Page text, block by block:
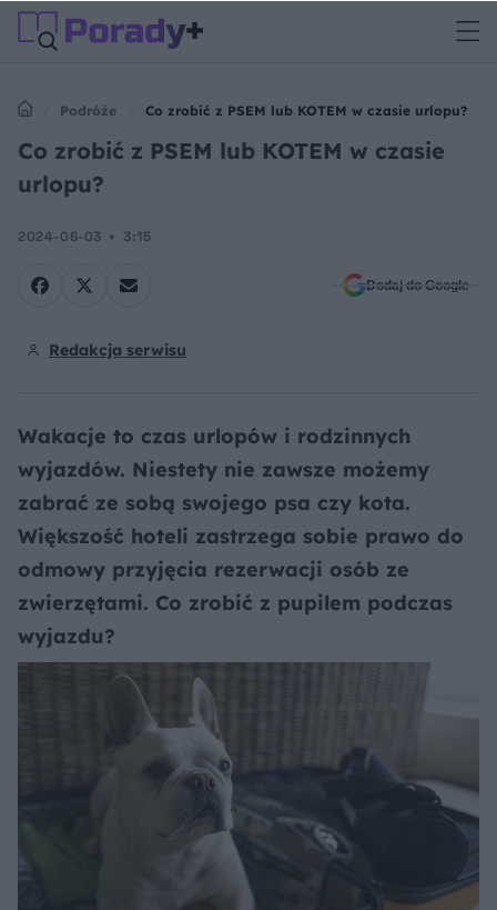
Podróże Co zrobić z PSEM lub KOTEM w czasie urlopu?
Co zrobić z PSEM lub KOTEM w czasie
urlopu?
2024-06-03 3:15
Dodaj do Google
Redakcja serwisu
Wakacje to czas urlopów i rodzinnych
wyjazdów. Niestety nie zawsze możemy
zabrać ze sobą swojego psa czy kota.
Większość hoteli zastrzega sobie prawo do
odmowy przyjęcia rezerwacji osób ze
zwierzętami. Co zrobić z pupilem podczas
wyjazdu?